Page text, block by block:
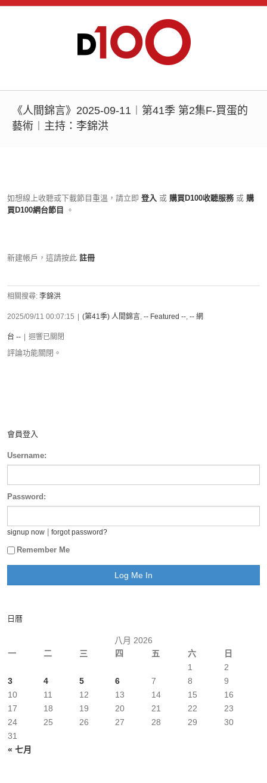
《人間錦言》2025-09-11︱第41季 第2集F-買蛋的
藝術︱主持：李錦洪
如想線上收聽或下載節目重溫，請立即 登入 或 購買D100收聽服務 或 購
買D100網台節目
。
新建帳戶，這請按此 註冊
相關搜尋: 李錦洪
2025/09/11 00:07:15 (第41季) 人間錦言, -- Featured --, -- 網
台 -- 迴響已關閉
評論功能關閉。
會員登入
Username:
Password:
signup now forgot password?
Remember Me
日曆
八月 2026
一
二 三 四 五 六 日
« 七月
1
2
3
4 5 6 7 8
9
10
11 12 13 14 15
16
17
18 19 20 21 22
23
24
25 26 27 28 29
30
31